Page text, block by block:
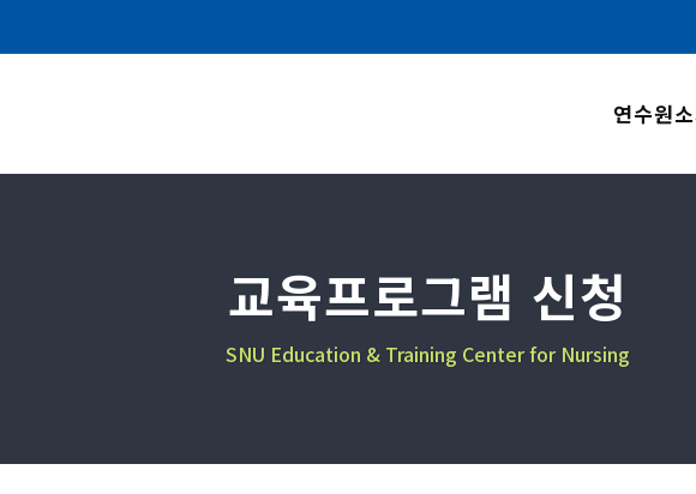
연수원
교육프로그램 신청
SNU Education & Training Center for Nursing